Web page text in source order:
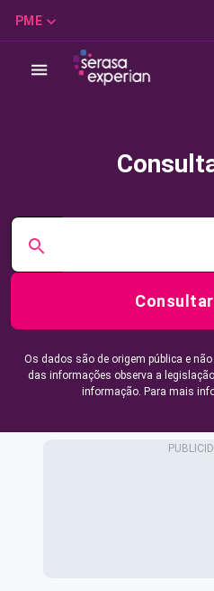
PME
Os dados são de origem pública e
das informações observa a
informação. Para mais